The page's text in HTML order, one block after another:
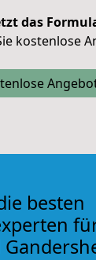
das
kostenlose
besten